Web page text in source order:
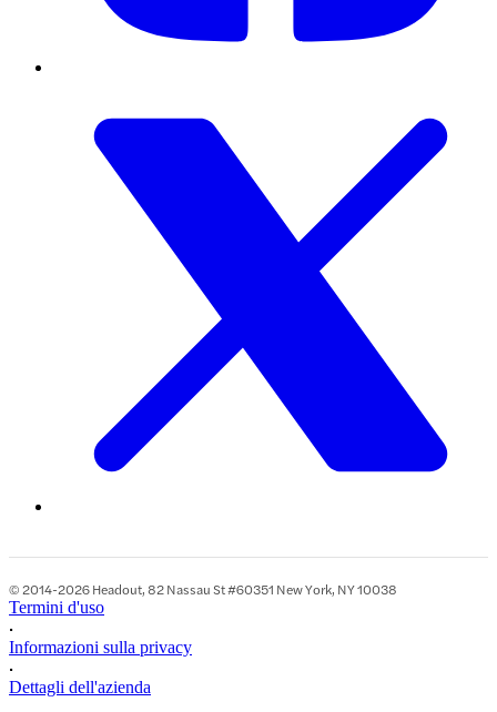
© 2014-2026 Headout, 82 Nassau St #60351 New York, NY 10038
Termini d'uso
•
Informazioni sulla privacy
•
Dettagli dell'azienda